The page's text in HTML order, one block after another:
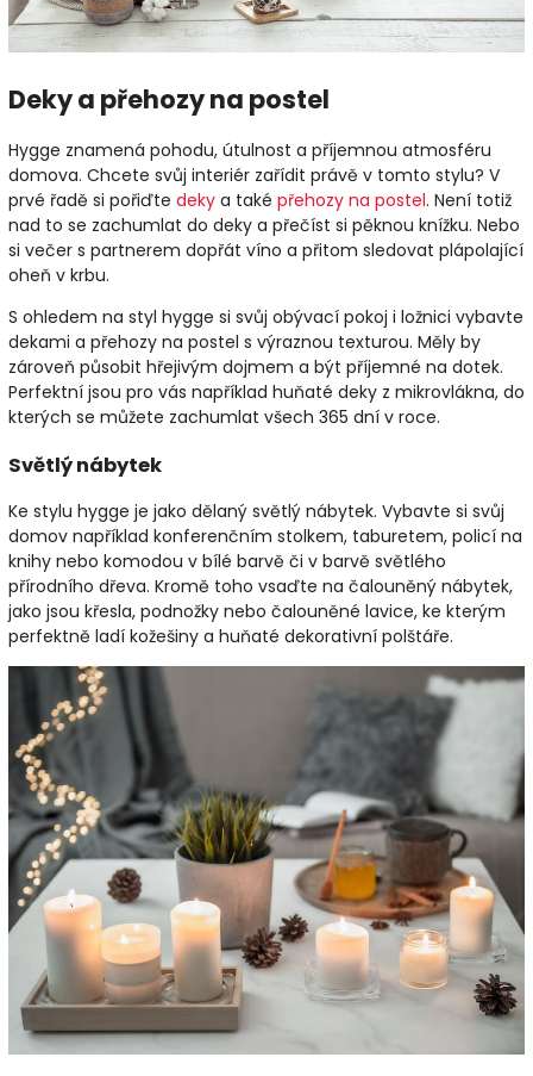
Deky a přehozy na postel
Hygge znamená pohodu, útulnost a příjemnou atmosféru
domova. Chcete svůj interiér zařídit právě v tomto stylu? V
prvé řadě si pořiďte deky a také přehozy na postel. Není totiž
nad to se zachumlat do deky a přečíst si pěknou knížku. Nebo
si večer s partnerem dopřát víno a přitom sledovat plápolající
oheň v krbu.
S ohledem na styl hygge si svůj obývací pokoj i ložnici vybavte
dekami a přehozy na postel s výraznou texturou. Měly by
zároveň působit hřejivým dojmem a být příjemné na dotek.
Perfektní jsou pro vás například huňaté deky z mikrovlákna, do
kterých se můžete zachumlat všech 365 dní v roce.
Světlý nábytek
Ke stylu hygge je jako dělaný světlý nábytek. Vybavte si svůj
domov například konferenčním stolkem, taburetem, policí na
knihy nebo komodou v bílé barvě či v barvě světlého
přírodního dřeva. Kromě toho vsaďte na čalouněný nábytek,
jako jsou křesla, podnožky nebo čalouněné lavice, ke kterým
perfektně ladí kožešiny a huňaté dekorativní polštáře.